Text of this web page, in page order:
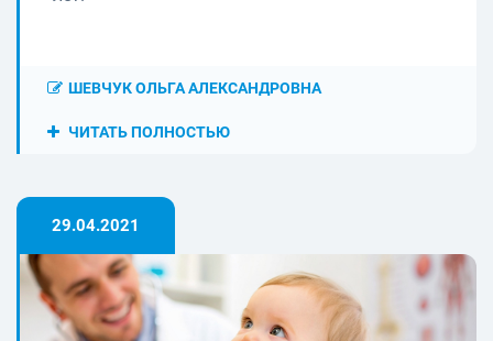
ШЕВЧУК ОЛЬГА АЛЕКСАНДРОВНА
ЧИТАТЬ ПОЛНОСТЬЮ
29.04.2021